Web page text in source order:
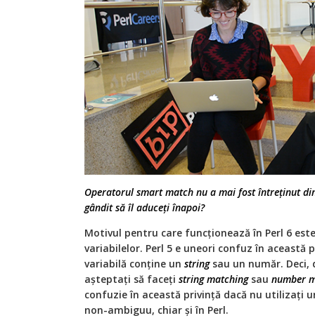
Operatorul smart match nu a mai fost întreținut
gândit să îl aduceți înapoi?
Motivul pentru care funcționează în Perl 6
variabilelor. Perl 5 e uneori confuz în această
variabilă conține un stringsau un număr. Deci,
așteptați să faceți string matchingsau number
confuzie în această privință dacă nu utilizați
non-ambiguu, chiar și în Perl.